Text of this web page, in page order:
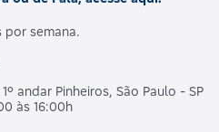
por semana.
andar Pinheiros, São Paulo - SP
às 16:00h